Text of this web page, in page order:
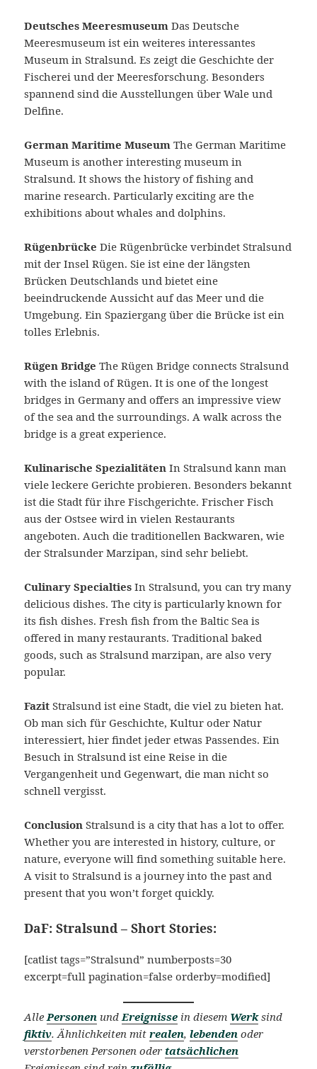
Deutsches Meeresmuseum Das Deutsche
Meeresmuseum ist ein weiteres interessantes
Museum in Stralsund. Es zeigt die Geschichte der
Fischerei und der Meeresforschung. Besonders
spannend sind die Ausstellungen über Wale und
Delfine.
German Maritime Museum The German Maritime
Museum is another interesting museum in
Stralsund. It shows the history of fishing and
marine research. Particularly exciting are the
exhibitions about whales and dolphins.
Rügenbrücke Die Rügenbrücke verbindet Stralsund
mit der Insel Rügen. Sie ist eine der längsten
Brücken Deutschlands und bietet eine
beeindruckende Aussicht auf das Meer und die
Umgebung. Ein Spaziergang über die Brücke ist ein
tolles Erlebnis.
Rügen Bridge The Rügen Bridge connects Stralsund
with the island of Rügen. It is one of the longest
bridges in Germany and offers an impressive view
of the sea and the surroundings. A walk across the
bridge is a great experience.
Kulinarische Spezialitäten In Stralsund kann man
viele leckere Gerichte probieren. Besonders bekannt
ist die Stadt für ihre Fischgerichte. Frischer Fisch
aus der Ostsee wird in vielen Restaurants
angeboten. Auch die traditionellen Backwaren, wie
der Stralsunder Marzipan, sind sehr beliebt.
Culinary Specialties In Stralsund, you can try many
delicious dishes. The city is particularly known for
its fish dishes. Fresh fish from the Baltic Sea is
offered in many restaurants. Traditional baked
goods, such as Stralsund marzipan, are also very
popular.
Fazit Stralsund ist eine Stadt, die viel zu bieten hat.
Ob man sich für Geschichte, Kultur oder Natur
interessiert, hier findet jeder etwas Passendes. Ein
Besuch in Stralsund ist eine Reise in die
Vergangenheit und Gegenwart, die man nicht so
schnell vergisst.
Conclusion Stralsund is a city that has a lot to offer.
Whether you are interested in history, culture, or
nature, everyone will find something suitable here.
A visit to Stralsund is a journey into the past and
present that you won’t forget quickly.
DaF: Stralsund – Short Stories:
[catlist tags=”Stralsund” numberposts=30
excerpt=full pagination=false orderby=modified]
AllePersonen undEreignisse in diesem Werksind
fiktiv. Ähnlichkeiten mitrealen,lebenden oder
verstorbenen Personen oder tatsächlichen